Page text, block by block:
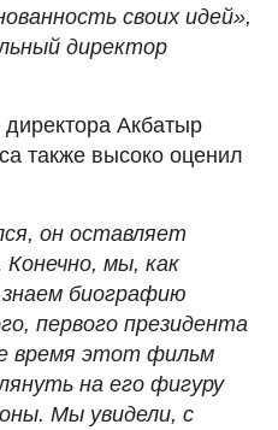
своих идей»,
директор
директора Акбатыр
также высоко оценил
он оставляет
Конечно, мы, как
биографию
первого президента
время этот фильм
на его фигуру
Мы увидели, с